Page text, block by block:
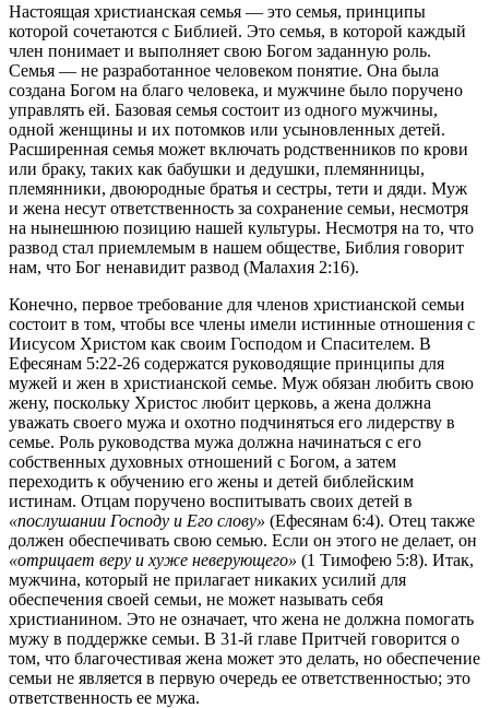
Настоящая христианская семья — это семья, принципы
которой сочетаются с Библией. Это семья, в которой каждый
член понимает и выполняет свою Богом заданную роль.
Семья — не разработанное человеком понятие. Она была
создана Богом на благо человека, и мужчине было поручено
управлять ей. Базовая семья состоит из одного мужчины,
одной женщины и их потомков или усыновленных детей.
Расширенная семья может включать родственников по крови
или браку, таких как бабушки и дедушки, племянницы,
племянники, двоюродные братья и сестры, тети и дяди. Муж
и жена несут ответственность за сохранение семьи, несмотря
на нынешнюю позицию нашей культуры. Несмотря на то, что
развод стал приемлемым в нашем обществе, Библия говорит
нам, что Бог ненавидит развод (Малахия 2:16).
Конечно, первое требование для членов христианской семьи
состоит в том, чтобы все члены имели истинные отношения с
Иисусом Христом как своим Господом и Спасителем. В
Ефесянам 5:22-26 содержатся руководящие принципы для
мужей и жен в христианской семье. Муж обязан любить свою
жену, поскольку Христос любит церковь, а жена должна
уважать своего мужа и охотно подчиняться его лидерству в
семье. Роль руководства мужа должна начинаться с его
собственных духовных отношений с Богом, а затем
переходить к обучению его жены и детей библейским
истинам. Отцам поручено воспитывать своих детей в
«послушании Господу и Его слову» (Ефесянам 6:4). Отец также
должен обеспечивать свою семью. Если он этого не делает, он
«отрицает веру и хуже неверующего» (1 Тимофею 5:8). Итак,
мужчина, который не прилагает никаких усилий для
обеспечения своей семьи, не может называть себя
христианином. Это не означает, что жена не должна помогать
мужу в поддержке семьи. В 31-й главе Притчей говорится о
том, что благочестивая жена может это делать, но обеспечение
семьи не является в первую очередь ее ответственностью; это
ответственность ее мужа.